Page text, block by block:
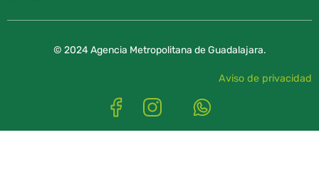
© 2024 Agencia Metropolitana de Guadalajara.
Aviso de privacidad